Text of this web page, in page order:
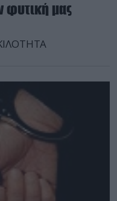
φυτική μας